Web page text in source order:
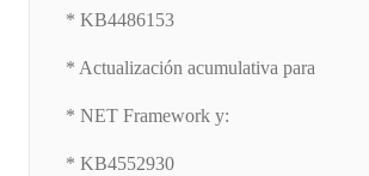
* KB4486153
* Actualización acumulativa para
* NET Framework y:
* KB4552930